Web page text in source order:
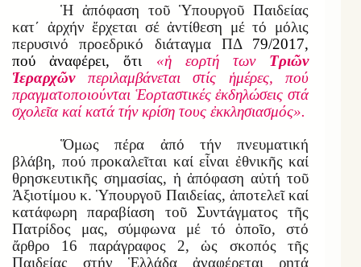
Ἡ ἀπόφαση τοῦ Ὑπουργοῦ Παιδείας
κατ΄ ἀρχήν ἔρχεται σέ ἀντίθεση μέ τό μόλις
περυσινό προεδρικό διάταγμα ΠΔ 79/2017,
πού ἀναφέρει, ὅτι «ἡ εορτή τωνΤριῶν
Ἱεραρχῶνπεριλαμβάνεται στίς ἡμέρες, πού
πραγματοποιούνται Ἑορταστικές ἐκδηλώσεις στά
σχολεῖα καί κατά τήν κρίση τους ἐκκλησιασμός».
Ὅμως πέρα ἀπό τήν πνευματική
βλάβη, πού προκαλεῖται καί εἶναι ἐθνικῆς καί
θρησκευτικῆς σημασίας, ἡ ἀπόφαση αὐτή τοῦ
Ἀξιοτίμου κ. Ὑπουργοῦ Παιδείας, ἀποτελεῖ καί
κατάφωρη παραβίαση τοῦ Συντάγματος τῆς
Πατρίδος μας, σύμφωνα μέ τό ὁποῖο, στό
ἄρθρο 16 παράγραφος 2, ὡς σκοπός τῆς
Παιδείας στήν Ἑλλάδα ἀναφέρεται ρητά